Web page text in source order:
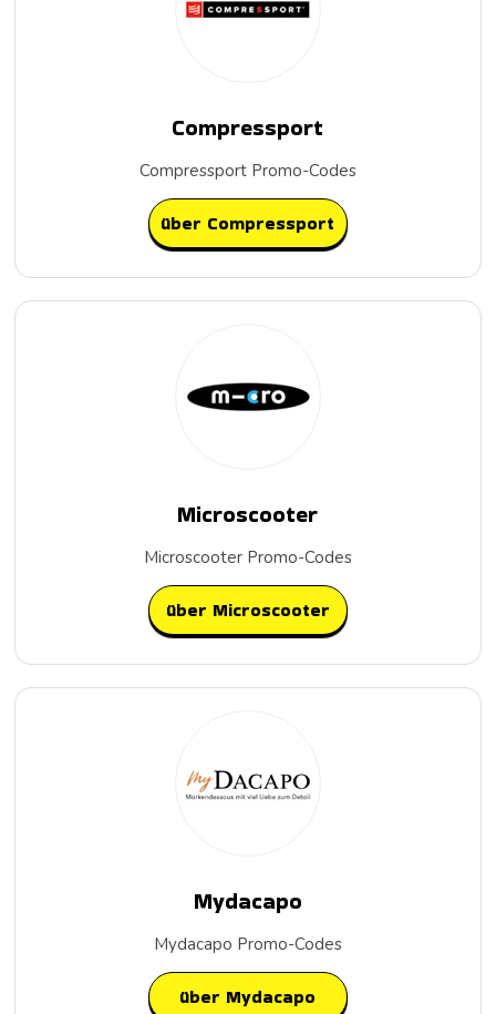
Compressport
Compressport Promo-Codes
über Compressport
Microscooter
Microscooter Promo-Codes
über Microscooter
Mydacapo
Mydacapo Promo-Codes
über Mydacapo